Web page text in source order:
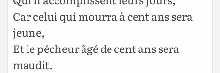
Car celui qui mourra à cent ans sera
jeune,
Et le pécheur âgé de cent ans sera
maudit.